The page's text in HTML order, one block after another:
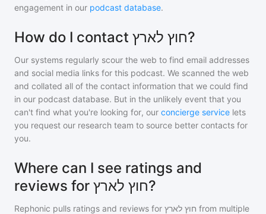
engagement in our podcast database.
How do I contact חוץ לארץ?
Our systems regularly scour the web to find email addresses
and social media links for this podcast. We scanned the web
and collated all of the contact information that we could find
in our podcast database. But in the unlikely event that you
can't find what you're looking for, our concierge service lets
you request our research team to source better contacts for
you.
Where can I see ratings and
reviews for חוץ לארץ?
Rephonic pulls ratings and reviews for חוץ לארץ from multiple